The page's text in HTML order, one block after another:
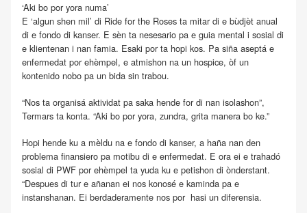
‘Aki bo por yora numa’
E ‘algun shen mil’ di Ride for the Roses ta mitar di e bùdjèt anual
di e fondo di kanser. E sèn ta nesesario pa e guia mental i sosial di
e klientenan i nan famia. Esaki por ta hopi kos. Pa siña aseptá e
enfermedat por ehèmpel, e atmishon na un hospice, òf un
kontenido nobo pa un bida sin trabou.
“Nos ta organisá aktividat pa saka hende for di nan isolashon”,
Termars ta konta. “Aki bo por yora, zundra, grita manera bo ke.”
Hopi hende ku a mèldu na e fondo di kanser, a haña nan den
problema finansiero pa motibu di e enfermedat. E ora ei e trahadó
sosial di PWF por ehèmpel ta yuda ku e petishon di ònderstant.
“Despues di tur e añanan ei nos konosé e kaminda pa e
instanshanan. Ei berdaderamente nos por hasi un diferensia.